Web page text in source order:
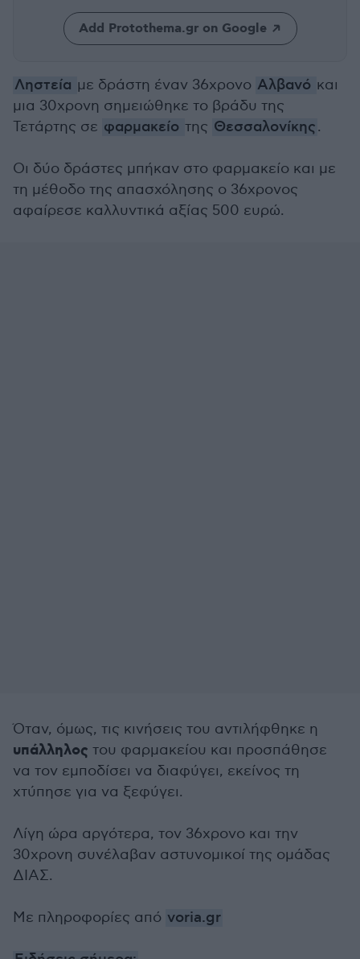
Add Protothema.gr on Google
Ληστεία με δράστη έναν 36χρονο Αλβανό και
μια 30χρονη σημειώθηκε το βράδυ της
Τετάρτης σε φαρμακείο της Θεσσαλονίκης.
Οι δύο δράστες μπήκαν στο φαρμακείο και με
τη μέθοδο της απασχόλησης ο 36χρονος
αφαίρεσε καλλυντικά αξίας 500 ευρώ.
Όταν, όμως, τις κινήσεις του αντιλήφθηκε η
υπάλληλος του φαρμακείου και προσπάθησε
να τον εμποδίσει να διαφύγει, εκείνος τη
χτύπησε για να ξεφύγει.
Λίγη ώρα αργότερα, τον 36χρονο και την
30χρονη συνέλαβαν αστυνομικοί της ομάδας
ΔΙΑΣ.
Με πληροφορίες από voria.gr